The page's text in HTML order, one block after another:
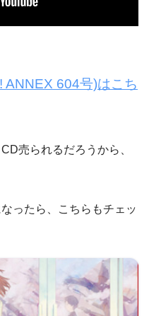
604号)はこち
売られるだろうから、
ったら、こちらもチェッ